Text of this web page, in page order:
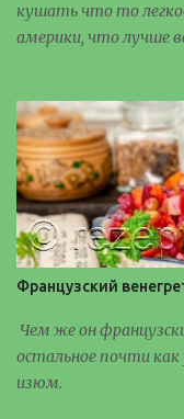
кушать что то
америки, что лучше
Французский
Чем же он
остальное почти как
изюм.